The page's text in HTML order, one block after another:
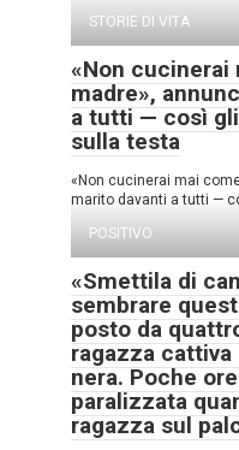
STORIE DI VITA
«Non cucinerai
madre»,
a tutti — così
sulla testa
«Non cucinerai mai
marito davanti a tutti —
POSITIVO
«Smettila di
sembrare
posto da
ragazza cattiva
nera. Poche
paralizzata
ragazza sul